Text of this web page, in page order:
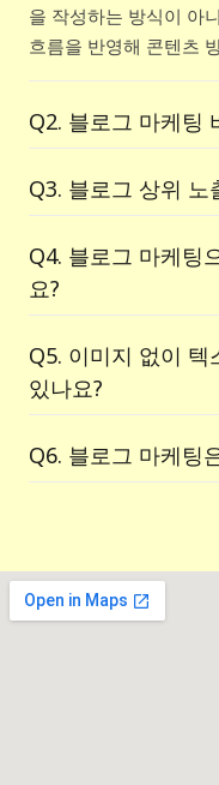
을 작성하는 방식이 아
흐름을 반영해 콘텐츠
Q2. 블로그 마케팅
Q3. 블로그 상위 노
Q4. 블로그 마케팅
요?
Q5. 이미지 없이
있나요?
Q6. 블로그 마케팅